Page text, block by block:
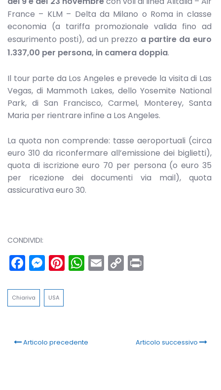
France – KLM – Delta da Milano o Roma in classe
economia (a tariffa promozionale valida fino ad
esaurimento posti), ad un prezzo a partire da euro
1.337,00 per persona, in camera doppia.
Il tour parte da Los Angeles e prevede la visita di Las
Vegas, di Mammoth Lakes, dello Yosemite National
Park, di San Francisco, Carmel, Monterey, Santa
Maria per rientrare infine a Los Angeles.
La quota non comprende: tasse aeroportuali (circa
euro 310 da riconfermare all’emissione dei biglietti),
quota di iscrizione euro 70 per persona (o euro 35
per ricezione dei documenti via mail), quota
assicurativa euro 30.
CONDIVIDI:
Facebook
Messenger
Pinterest
WhatsApp
Email
Copy
Link
Chiariva USA
Articolo precedente Articolo successivo